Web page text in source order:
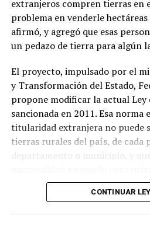
del Salado.
Hacia el cierre, Nicolás Pino
privada del productor
Sostuvo que en el país no
“bienes comunes”, sino
privados, y concluyó pidiendo
que proyecta una revolución
Gentileza radio Mitre
extranjeros compren tierras en
problema en venderle
afirmó, y agregó que esas
un pedazo de tierra para algún
El proyecto, impulsado por el
y Transformación del Estado,
propone modificar la actual Ley
sancionada en 2011. Esa norma
titularidad extranjera no puede
tierras rurales del país, de cada
departamento o municipio, y que
CONTINUAR